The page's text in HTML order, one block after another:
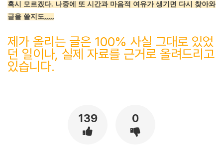
혹시 모르겠다. 나중에 또 시간과 마음적 여유가 생기면 다시 찾아와
글을 쓸지도,,,,,
제가 올리는 글은 100% 사실 그대로 있었
던 일이나, 실제 자료를 근거로 올려드리고
있습니다.
139 0